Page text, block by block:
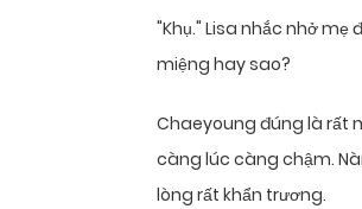
"Khụ." Lisa nhắc nhở
miệng hay sao?
Chaeyoung đúng là rất
càng lúc càng chậm.
lòng rất khẩn trương.